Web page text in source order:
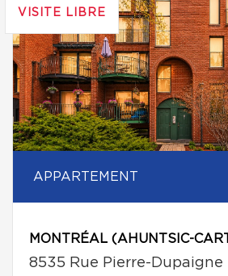
VISITE LIBRE
APPARTEMENT
MONTRÉAL (AHUNTSIC-
8535 Rue Pierre-Dupaigne